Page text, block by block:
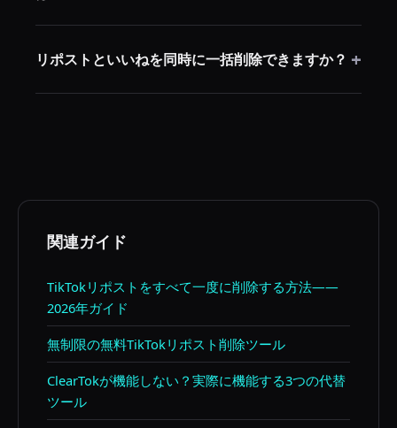
います。すべてが削除される前にツールを停止すれ
リポストといいねを同時に一括削除できますか？ +
関連ガイド
TikTokリポストをすべて一度に削除する方法——
2026年ガイド
無制限の無料TikTokリポスト削除ツール
ClearTokが機能しない？実際に機能する3つの代替
ツール